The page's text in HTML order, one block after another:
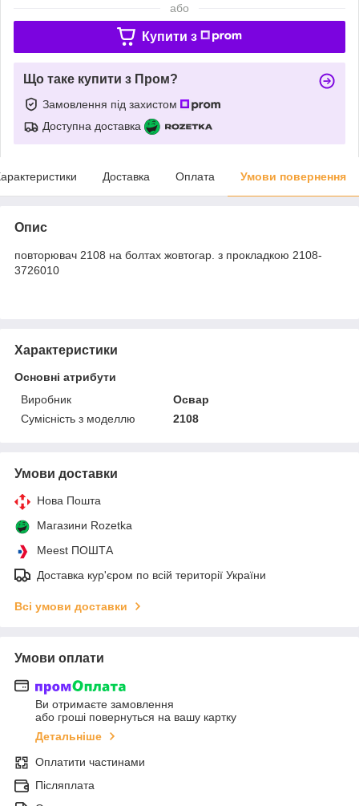
або
Купити з
Що таке купити з Пром?
Замовлення під захистом
Доступна доставка
Доставка Оплата Умови повернення
Опис
повторювач 2108 на болтах жовтогар. з прокладкою 2108-
3726010
Характеристики
Основні атрибути
Виробник
Освар
Сумісність з моделлю
2108
Умови доставки
Нова Пошта
Магазини Rozetka
Meest ПОШТА
Доставка кур'єром по всій території України
Всі умови доставки
Умови оплати
Ви отримаєте замовлення
або гроші повернуться на вашу картку
Детальніше
Оплатити частинами
Післяплата